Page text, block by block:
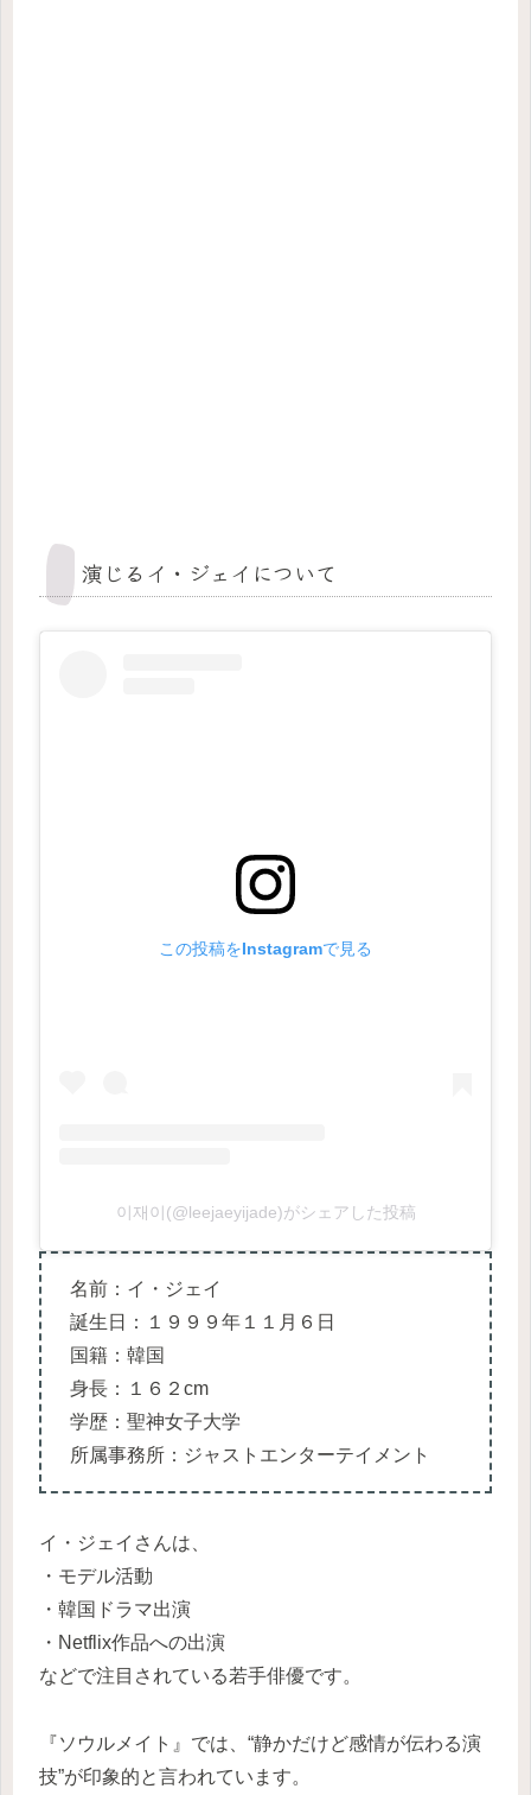
演じるイ・ジェイについて
この投稿をInstagramで見る
이재이(@leejaeyijade)がシェアした投稿
名前：イ・ジェイ
誕生日：１９９９年１１月６日
国籍：韓国
身長：１６２cm
学歴：聖神女子大学
所属事務所：ジャストエンターテイメント
イ・ジェイさんは、
・モデル活動
・韓国ドラマ出演
・Netflix作品への出演
などで注目されている若手俳優です。
『ソウルメイト』では、“静かだけど感情が伝わる演
技”が印象的と言われています。